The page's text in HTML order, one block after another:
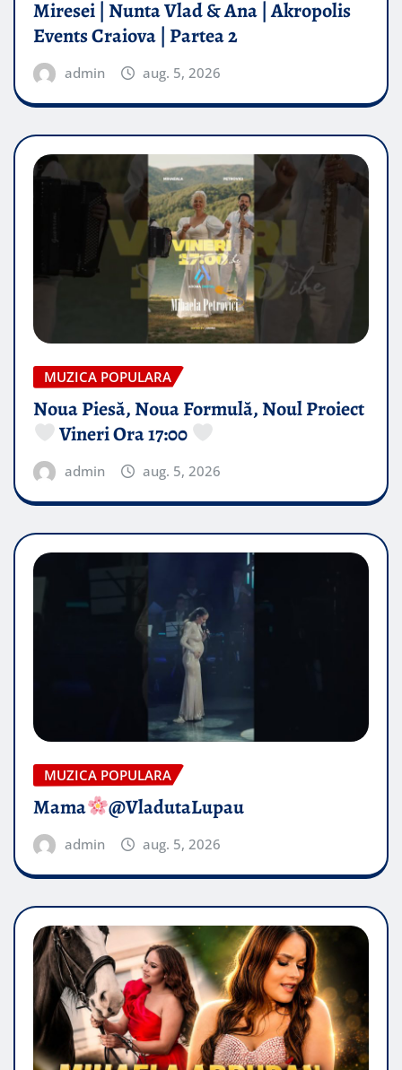
Miresei | Nunta Vlad & Ana | Akropolis
Events Craiova | Partea 2
admin aug. 5, 2026
MUZICA POPULARA
Noua Piesă, Noua Formulă, Noul Proiect
Vineri Ora 17:00
admin aug. 5, 2026
MUZICA POPULARA
Mama @VladutaLupau
admin aug. 5, 2026